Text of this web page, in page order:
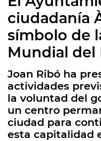
ciudadanía
símbolo de
Mundial del
Joan Ribó ha
actividades
la voluntad del
un centro
ciudad para
esta capitalidad